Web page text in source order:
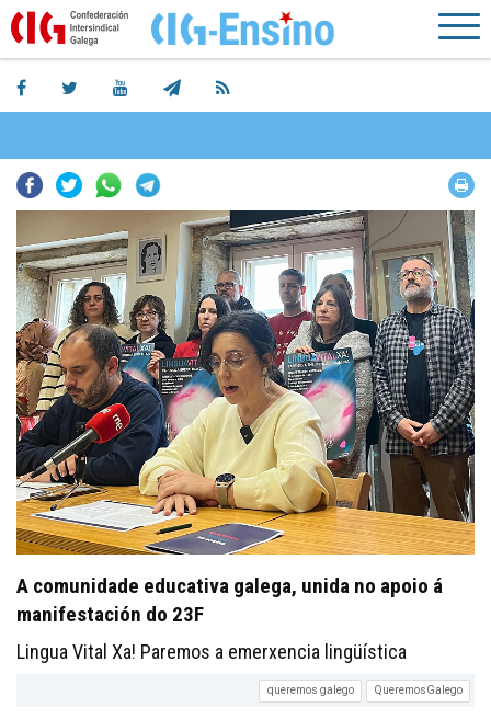
Facebook
TwitterWhatsapp
A comunidade educativa galega, unida no apoio á
manifestación do 23F
Lingua Vital Xa! Paremos a emerxencia lingüística
queremos galego QueremosGalego